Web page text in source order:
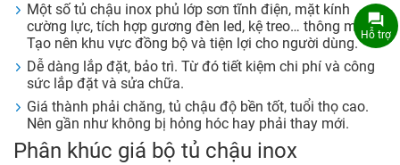
Một số tủ chậu inox phủ lớp sơn tĩnh điện, mặt kính
cường lực, tích hợp gương đèn led, kệ treo… thông minh.
Tạo nên khu vực đồng bộ và tiện lợi cho người dùng.
Dễ dàng lắp đặt, bảo trì. Từ đó tiết kiệm chi phí và công
sức lắp đặt và sửa chữa.
Giá thành phải chăng, tủ chậu độ bền tốt, tuổi thọ cao.
Nên gần như không bị hỏng hóc hay phải thay mới.
Phân khúc giá bộ tủ chậu inox
Hỗ trợ